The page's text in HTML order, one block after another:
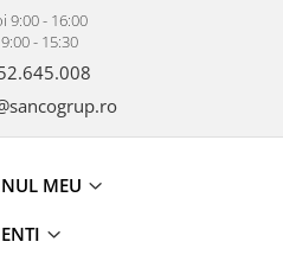
9:00 - 16:00
- 15:30
MEU